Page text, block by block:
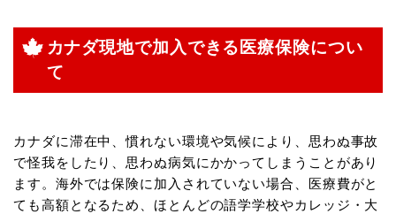
カナダ現地で加入できる医療保険につい
て
カナダに滞在中、慣れない環境や気候により、思わぬ事故
で怪我をしたり、思わぬ病気にかかってしまうことがあり
ます。海外では保険に加入されていない場合、医療費がと
ても高額となるため、ほとんどの語学学校やカレッジ・大